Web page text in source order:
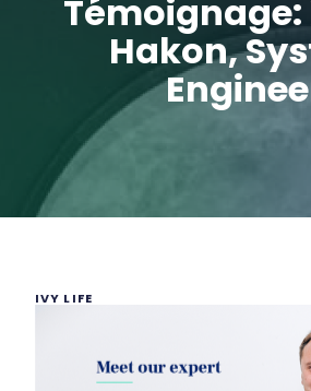
Hakon,
IVY LIFE